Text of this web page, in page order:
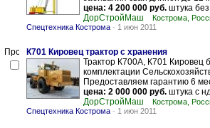
цена: 4 200 000 руб. штука
ДорСтройМаш
Кострома,
Спецтехника Кострома - 1 июн 2011
К701 Кировец трактор с хранения
Трактор К700А, К701 Кировец
комплектации
Предоставляем гарантию 6
цена: 2 000 000 руб. штука с
ДорСтройМаш
Кострома,
Спецтехника Кострома - 1 июн 2011